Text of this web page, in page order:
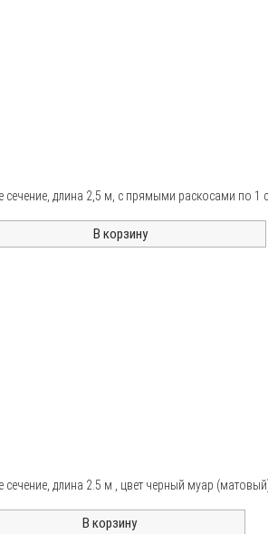
длина 2,5 м, с прямыми раскосами по 1
длина 2.5 м , цвет черный муар